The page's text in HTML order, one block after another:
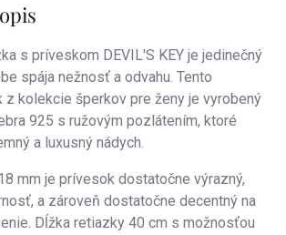
s príveskom DEVIL'S KEY je jedinečný
spája nežnosť a odvahu. Tento
z kolekcie šperkov pre ženy je vyrobený
925 s ružovým pozlátením, ktoré
a luxusný nádych.
mm je prívesok dostatočne výrazný,
a zároveň dostatočne decentný na
Dĺžka retiazky 40 cm s možnosťou